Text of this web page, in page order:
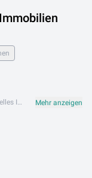
raumhochzwei Immobilien GmbH ist ein professionelles Immobilienunternehmen mit Fokus auf den Salzburger Immobilienmarkt. Mit regionalem Know-how und persönlichem Engagement begleitet raumhochzwei Immobilien GmbH ihre Kunden beim Kauf, Verkauf und der Vermietung von Immobilien in Mattsee und der malerischen Salzburger Seenlandschaft. Das Angebot von raumhochzwei Immobilien umfasst Wohnungen, Einfamilienhäuser, Ferienwohnungen und Grundstücke. Die einzigartige Lage am Mattsee bietet Kunden besondere Wohn- und Investitionsmöglichkeiten. raumhochzwei Immobilien GmbH ist an folgendem Standort aktiv: 5163 Mattsee. Stöbern Sie jetzt in den aktuellen Angeboten von raumhochzwei Immobilien GmbH auf Lib.at. Finden Sie Ihre Wunschimmobilie am Mattsee und im Salzburger Seenland – professionell beraten und direkt vom Makler. Mehr anzeigen